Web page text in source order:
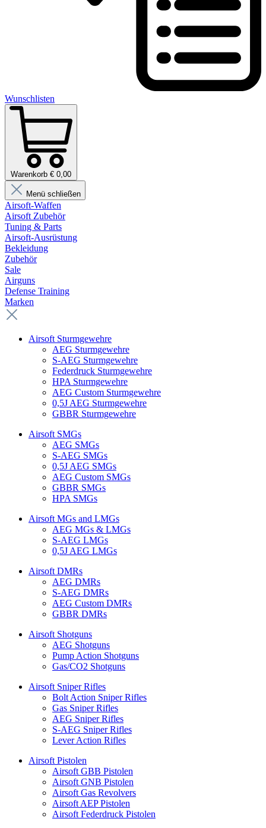
Wunschlisten
Warenkorb € 0,00
Menü schließen
Airsoft-Waffen
Airsoft Zubehör
Tuning & Parts
Airsoft-Ausrüstung
Bekleidung
Zubehör
Sale
Airguns
Defense Training
Marken
Airsoft Sturmgewehre
AEG Sturmgewehre
S-AEG Sturmgewehre
Federdruck Sturmgewehre
HPA Sturmgewehre
AEG Custom Sturmgewehre
0,5J AEG Sturmgewehre
GBBR Sturmgewehre
Airsoft SMGs
AEG SMGs
S-AEG SMGs
0,5J AEG SMGs
AEG Custom SMGs
GBBR SMGs
HPA SMGs
Airsoft MGs and LMGs
AEG MGs & LMGs
S-AEG LMGs
0,5J AEG LMGs
Airsoft DMRs
AEG DMRs
S-AEG DMRs
AEG Custom DMRs
GBBR DMRs
Airsoft Shotguns
AEG Shotguns
Pump Action Shotguns
Gas/CO2 Shotguns
Airsoft Sniper Rifles
Bolt Action Sniper Rifles
Gas Sniper Rifles
AEG Sniper Rifles
S-AEG Sniper Rifles
Lever Action Rifles
Airsoft Pistolen
Airsoft GBB Pistolen
Airsoft GNB Pistolen
Airsoft Gas Revolvers
Airsoft AEP Pistolen
Airsoft Federdruck Pistolen